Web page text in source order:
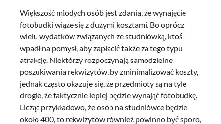
Większość młodych osób jest zdania, że wynajęcie
fotobudki wiąże się z dużymi kosztami. Bo oprócz
wielu wydatków związanych ze studniówką, ktoś
wpadł na pomysł, aby zapłacić także za tego typu
atrakcję. Niektórzy rozpoczynają samodzielne
poszukiwania rekwizytów, by zminimalizować koszty,
jednak często okazuje się, że przedmioty są na tyle
drogie, że faktycznie lepiej będzie wynająć fotobudkę.
Licząc przykładowo, że osób na studniówce będzie
około 400, to rekwizytów również powinno być sporo,